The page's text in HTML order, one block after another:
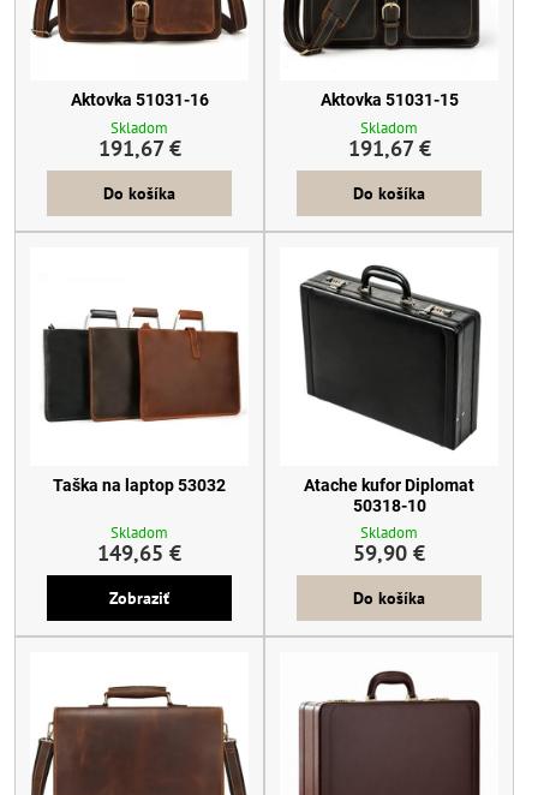
Aktovka 51031-16
Skladom
191,67 €
Do košíka
Aktovka 51031-15
Skladom
191,67 €
Do košíka
Taška na laptop 53032
Skladom
149,65 €
Zobraziť
Atache kufor Diplomat
50318-10
Skladom
59,90 €
Do košíka